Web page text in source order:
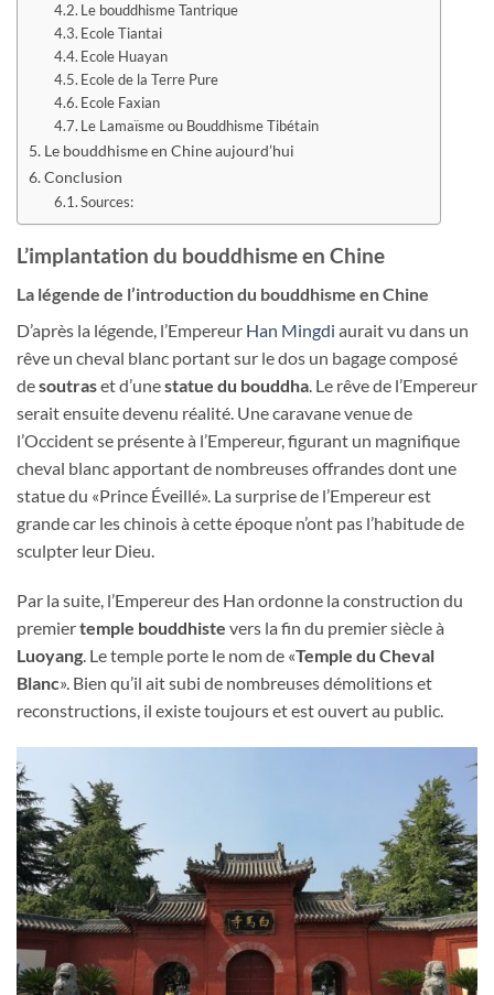
Le bouddhisme Tantrique
Ecole Tiantai
Ecole Huayan
Ecole de la Terre Pure
Ecole Faxian
Le Lamaïsme ou Bouddhisme Tibétain
Le bouddhisme en Chine aujourd’hui
Conclusion
Sources:
L’implantation du bouddhisme en Chine
La légende de l’introduction du bouddhisme en Chine
D’après la légende, l’Empereur Han Mingdi aurait vu dans un
rêve un cheval blanc portant sur le dos un bagage composé
desoutraset d’unestatue du bouddha . Le rêve de l’Empereur
serait ensuite devenu réalité. Une caravane venue de
l’Occident se présente à l’Empereur, figurant un magnifique
cheval blanc apportant de nombreuses offrandes dont une
statue du «Prince Éveillé». La surprise de l’Empereur est
grande car les chinois à cette époque n’ont pas l’habitude de
sculpter leur Dieu.
Par la suite, l’Empereur des Han ordonne la construction du
premiertemple bouddhiste vers la fin du premier siècle à
Luoyang. Le temple porte le nom de «Temple du Cheval
Blanc». Bien qu’il ait subi de nombreuses démolitions et
reconstructions, il existe toujours et est ouvert au public.